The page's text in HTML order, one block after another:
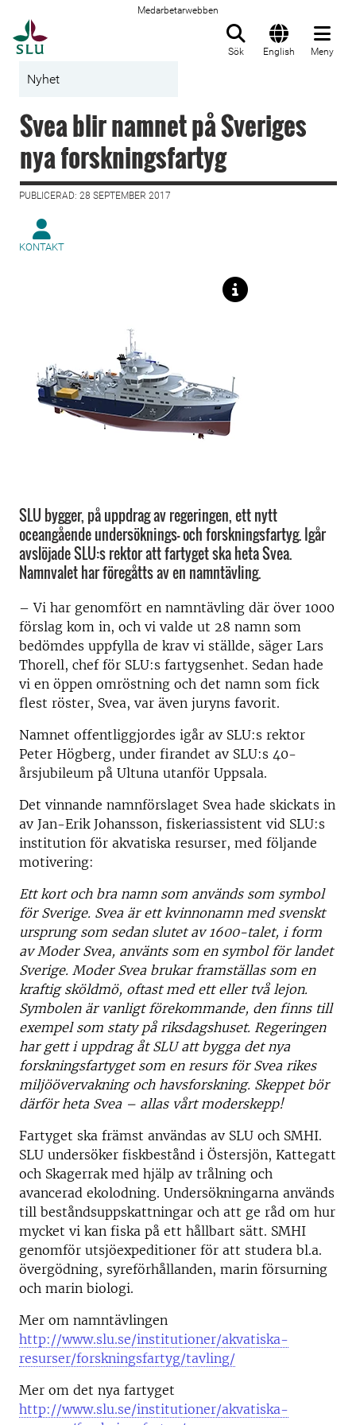
Medarbetarwebben
Sök English Meny
Nyhet
Svea blir namnet på Sveriges
nya forskningsfartyg
PUBLICERAD: 28 SEPTEMBER 2017
KONTAKT
SLU bygger, på uppdrag av regeringen, ett nytt
oceangående undersöknings- och forskningsfartyg. Igår
avslöjade SLU:s rektor att fartyget ska heta Svea.
Namnvalet har föregåtts av en namntävling.
– Vi har genomfört en namntävling där över 1000
förslag kom in, och vi valde ut 28 namn som
bedömdes uppfylla de krav vi ställde, säger Lars
Thorell, chef för SLU:s fartygsenhet. Sedan hade
vi en öppen omröstning och det namn som fick
flest röster, Svea, var även juryns favorit.
Namnet offentliggjordes igår av SLU:s rektor
Peter Högberg, under firandet av SLU:s 40-
årsjubileum på Ultuna utanför Uppsala.
Det vinnande namnförslaget Svea hade skickats in
av Jan-Erik Johansson, fiskeriassistent vid SLU:s
institution för akvatiska resurser, med följande
motivering:
Ett kort och bra namn som används som symbol
för Sverige. Svea är ett kvinnonamn med svenskt
ursprung som sedan slutet av 1600-talet, i form
av Moder Svea, använts som en symbol för landet
Sverige. Moder Svea brukar framställas som en
kraftig sköldmö, oftast med ett eller två lejon.
Symbolen är vanligt förekommande, den finns till
exempel som staty på riksdagshuset. Regeringen
har gett i uppdrag åt SLU att bygga det nya
forskningsfartyget som en resurs för Svea rikes
miljöövervakning och havsforskning. Skeppet bör
därför heta Svea – allas vårt moderskepp!
Fartyget ska främst användas av SLU och SMHI.
SLU undersöker fiskbestånd i Östersjön, Kattegatt
och Skagerrak med hjälp av trålning och
avancerad ekolodning. Undersökningarna används
till beståndsuppskattningar och att ge råd om hur
mycket vi kan fiska på ett hållbart sätt. SMHI
genomför utsjöexpeditioner för att studera bl.a.
övergödning, syreförhållanden, marin försurning
och marin biologi.
Mer om namntävlingen
http://www.slu.se/institutioner/akvatiska-
resurser/forskningsfartyg/tavling/
Mer om det nya fartyget
http://www.slu.se/institutioner/akvatiska-